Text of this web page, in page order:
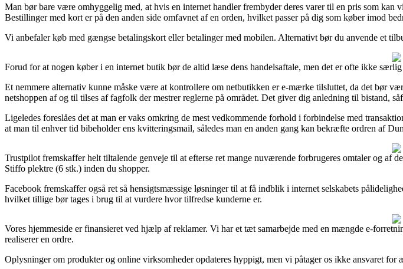
Man bør bare være omhyggelig med, at hvis en internet handler frembyder deres varer til en pris som
Bestillinger med kort er på den anden side omfavnet af en orden, hvilket passer på dig som køber imod
Vi anbefaler køb med gængse betalingskort eller betalinger med mobilen. Alternativt bør du anvende et
Forud for at nogen køber i en internet butik bør de altid læse dens handelsaftale, men det er ofte ikke særlig
Et nemmere alternativ kunne måske være at kontrollere om netbutikken er e-mærke tilsluttet, da det bør
netshoppen af og til tilses af fagfolk der mestrer reglerne på området. Det giver dig anledning til bistand,
Ligeledes foreslåes det at man er vaks omkring de mest vedkommende forhold i forbindelse med
at man til enhver tid bibeholder ens kvitteringsmail, således man en anden gang kan bekræfte ordren af
Trustpilot fremskaffer helt tiltalende genveje til at efterse ret mange nuværende forbrugeres omtaler og
Stiffo plektre (6 stk.) inden du shopper.
Facebook fremskaffer også ret så hensigtsmæssige løsninger til at få indblik i internet selskabets
hvilket tillige bør tages i brug til at vurdere hvor tilfredse kunderne er.
Vores hjemmeside er finansieret ved hjælp af reklamer. Vi har et tæt samarbejde med en mængde e-
realiserer en ordre.
Oplysninger om produkter og online virksomheder opdateres hyppigt, men vi påtager os ikke ansvaret